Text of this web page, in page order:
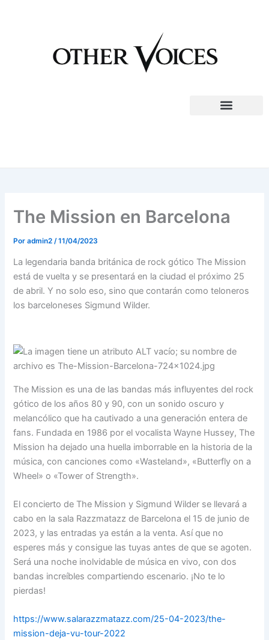
The Mission en Barcelona
Poradmin2/11/04/2023
La legendaria banda británica de rock gótico The Mission
está de vuelta y se presentará en la ciudad el próximo 25
de abril. Y no solo eso, sino que contarán como teloneros
los barceloneses Sigmund Wilder.
The Mission es una de las bandas más influyentes del rock
gótico de los años 80 y 90, con un sonido oscuro y
melancólico que ha cautivado a una generación entera de
fans. Fundada en 1986 por el vocalista Wayne Hussey, The
Mission ha dejado una huella imborrable en la historia de la
música, con canciones como «Wasteland», «Butterfly on a
Wheel» o «Tower of Strength».
El concierto de The Mission y Sigmund Wilder se llevará a
cabo en la sala Razzmatazz de Barcelona el 15 de junio de
2023, y las entradas ya están a la venta. Así que no
esperes más y consigue las tuyas antes de que se agoten.
Será una noche inolvidable de música en vivo, con dos
bandas increíbles compartiendo escenario. ¡No te lo
pierdas!
https://www.salarazzmatazz.com/25-04-2023/the-
mission-deja-vu-tour-2022